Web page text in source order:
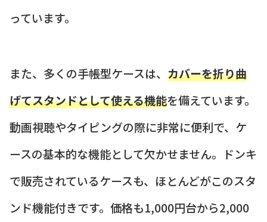
っています。
また、多くの手帳型ケースは、 カバーを折り曲
げてスタンドとして使える機能を備えています。
動画視聴やタイピングの際に非常に便利で、ケ
ースの基本的な機能として欠かせません。ドンキ
で販売されているケースも、ほとんどがこのスタ
ンド機能付きです。価格も1,000円台から2,000